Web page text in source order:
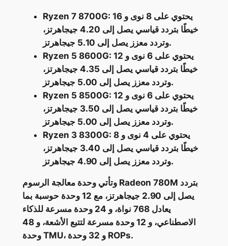
Ryzen 7 8700G: يحتوي على 8 نوى و 16
خيطًا بتردد قياسي يصل إلى 4.20 جيجاهرتز،
وتردد معزز يصل إلى 5.10 جيجاهرتز.
Ryzen 5 8600G: يحتوي على 6 نوى و 12
خيطًا بتردد قياسي يصل إلى 4.35 جيجاهرتز،
وتردد معزز يصل إلى 5.00 جيجاهرتز.
Ryzen 5 8500G: يحتوي على 6 نوى و 12
خيطًا بتردد قياسي يصل إلى 3.50 جيجاهرتز،
وتردد معزز يصل إلى 5.00 جيجاهرتز.
Ryzen 3 8300G: يحتوي على 4 نوى و 8
خيطًا بتردد قياسي يصل إلى 3.40 جيجاهرتز،
وتردد معزز يصل إلى 4.90 جيجاهرتز.
وتأتي وحدة معالجة الرسوم Radeon 780M بتردد
يصل إلى 2.90 جيجاهرتز، مع 12 وحدة حوسبة بما
يعادل 768 نواة، و 24 وحدة مسرعة للذكاء
الاصطناعي، و 12 وحدة مسرعة لتتبع الأشعة، و 48
وحدة TMU، و 32 وحدة ROPs.